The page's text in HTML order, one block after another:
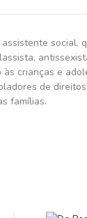
social,
crianças e
de
famílias.